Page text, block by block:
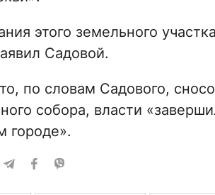
этого земельного
Садовой.
по словам Садового,
собора, власти
городе».